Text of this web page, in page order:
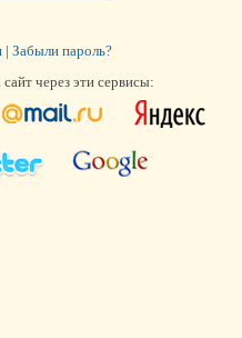
| Забыли пароль?
через эти сервисы: